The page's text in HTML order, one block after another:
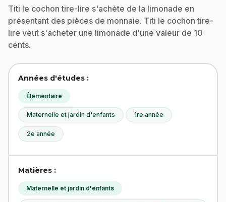
Titi le cochon tire-lire s'achète de la limonade en
présentant des pièces de monnaie. Titi le cochon tire-
lire veut s'acheter une limonade d'une valeur de 10
cents.
Années d'études :
Élémentaire
Maternelle et jardin d'enfants 1re année
2e année
Matières :
Maternelle et jardin d'enfants